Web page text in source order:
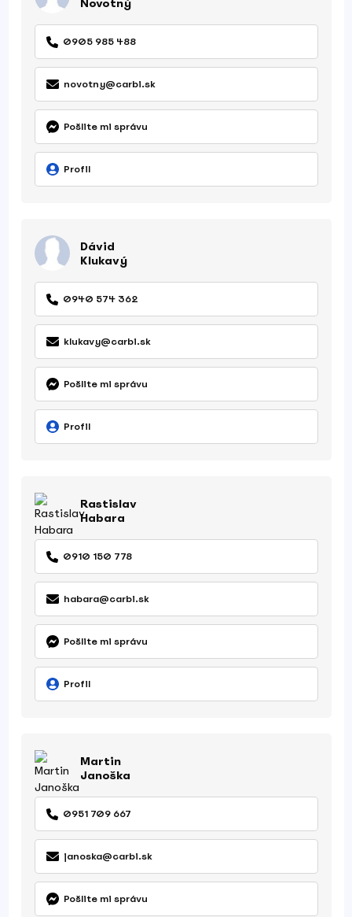
0905 985 488
novotny@carbi.sk
Pošlite mi správu
Profil
Dávid
Klukavý
0940 574 362
klukavy@carbi.sk
Pošlite mi správu
Profil
Rastislav
Habara
0910 150 778
habara@carbi.sk
Pošlite mi správu
Profil
Martin
Janoška
0951 709 667
janoska@carbi.sk
Pošlite mi správu